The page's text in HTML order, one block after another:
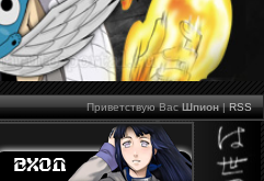
Приветствую Вас Шпион|RSS